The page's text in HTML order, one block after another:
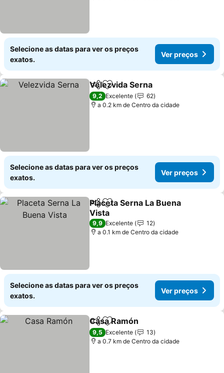
Selecione as datas para ver os preços
exatos.
Ver preços
PartilharAdicionar aos favoritos
Velezvida Serna
9,2 Excelente
62
a 0.2 km de Centro da cidade
Selecione as datas para ver os preços
exatos.
Ver preços
PartilharAdicionar aos favoritos
Placeta Serna La Buena
Vista
Ver preços
9,9 Excelente
12
a 0.1 km de Centro da cidade
Selecione as datas para ver os preços
exatos.
Ver preços
PartilharAdicionar aos favoritos
Casa Ramón
9,5 Excelente
13
a 0.7 km de Centro da cidade